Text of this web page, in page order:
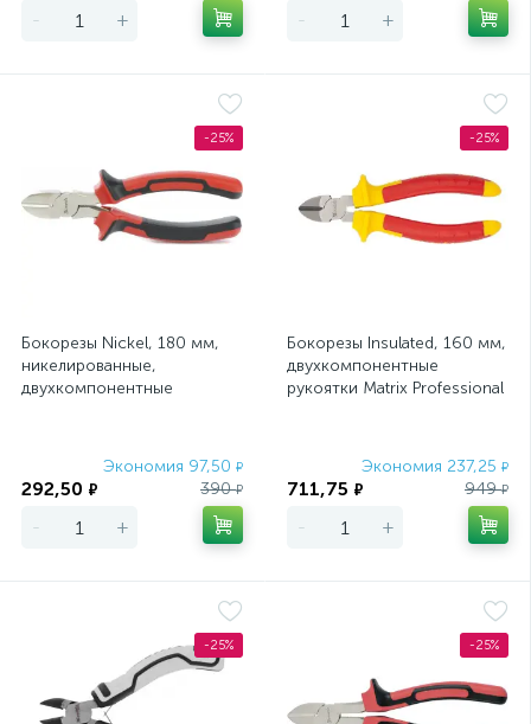
- + - +
-25%
Бокорезы Nickel, 180 мм,
никелированные,
двухкомпонентные
Экономия 97,50 ₽
292,50 ₽ 390₽
- +
-25%
Бокорезы Insulated, 160 мм,
двухкомпонентные
рукоятки Matrix Professional
Экономия 237,25 ₽
711,75 ₽ 949₽
- +
-25% -25%